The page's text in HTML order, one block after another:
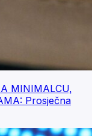
MINIMALCU,
Prosječna